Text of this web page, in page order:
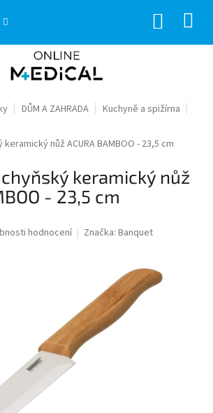
DŮM A ZAHRADA
Kuchyně a spižírna
nůž ACURA BAMBOO - 23,5 cm
keramický nůž
- 23,5 cm
hodnocení Značka: Banquet